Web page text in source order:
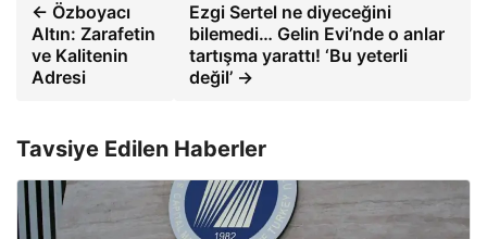
← Özboyacı
Altın: Zarafetin
ve Kalitenin
Adresi
Ezgi Sertel ne diyeceğini
bilemedi… Gelin Evi’nde o anlar
tartışma yarattı! ‘Bu yeterli
değil’ →
Tavsiye Edilen Haberler